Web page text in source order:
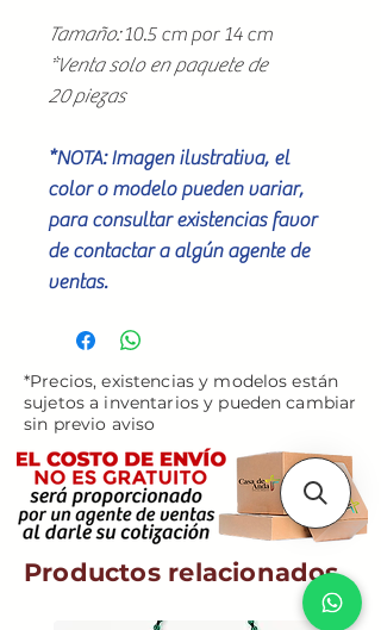
Tamaño:10.5 cm por 14 cm
*Venta solo en paquete de
20 piezas
*NOTA: Imagen ilustrativa, el
color o modelo pueden variar,
para consultar existencias favor
de contactar a algún agente de
ventas.
*Precios, existencias y modelos están
sujetos a inventarios y pueden cambiar
sin previo aviso
Productos relacionados